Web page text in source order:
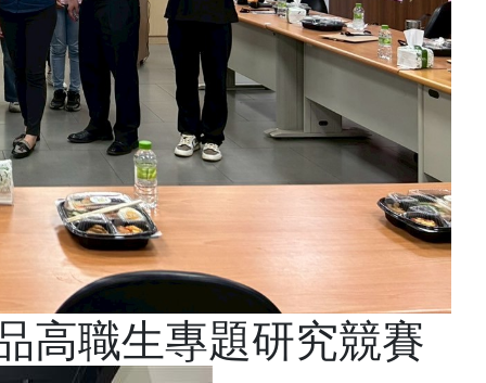
高職生專題研究競賽